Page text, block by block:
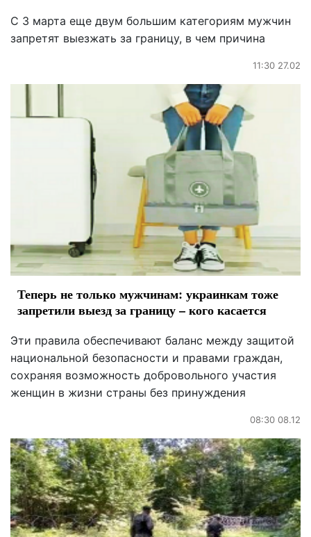
С 3 марта еще двум большим категориям мужчин
запретят выезжать за границу, в чем причина
11:30 27.02
Теперь не только мужчинам: украинкам тоже
запретили выезд за границу – кого касается
Эти правила обеспечивают баланс между защитой
национальной безопасности и правами граждан,
сохраняя возможность добровольного участия
женщин в жизни страны без принуждения
08:30 08.12